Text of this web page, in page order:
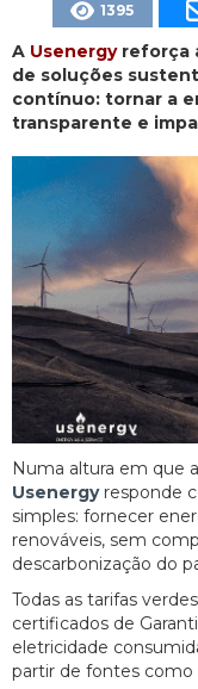
1395
A Usenergy reforça
de soluções
contínuo: tornar a
transparente e
Numa altura em que
Usenergyresponde
simples: fornecer
renováveis, sem
descarbonização do
Todas as tarifas
certificados de
eletricidade
partir de fontes como